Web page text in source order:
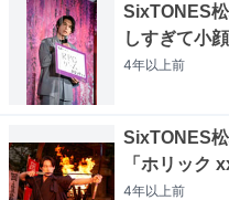
SixTONES
しすぎて小
4年以上前
SixTONES
「ホリック
4年以上前